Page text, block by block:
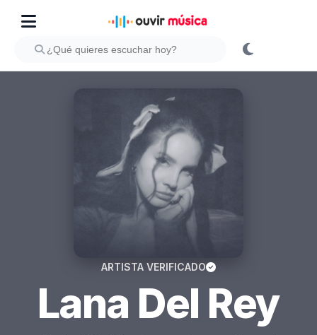
ARTISTA VERIFICADO
Lana Del Rey